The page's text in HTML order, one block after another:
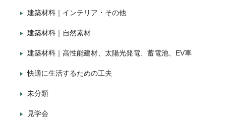
建築材料｜インテリア・その他
建築材料｜自然素材
建築材料｜高性能建材、太陽光発電、蓄電池、EV車
快適に生活するための工夫
未分類
見学会